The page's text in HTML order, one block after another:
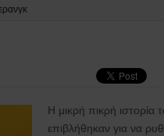
Η μικρή πικρή
επιβλήθηκαν για να